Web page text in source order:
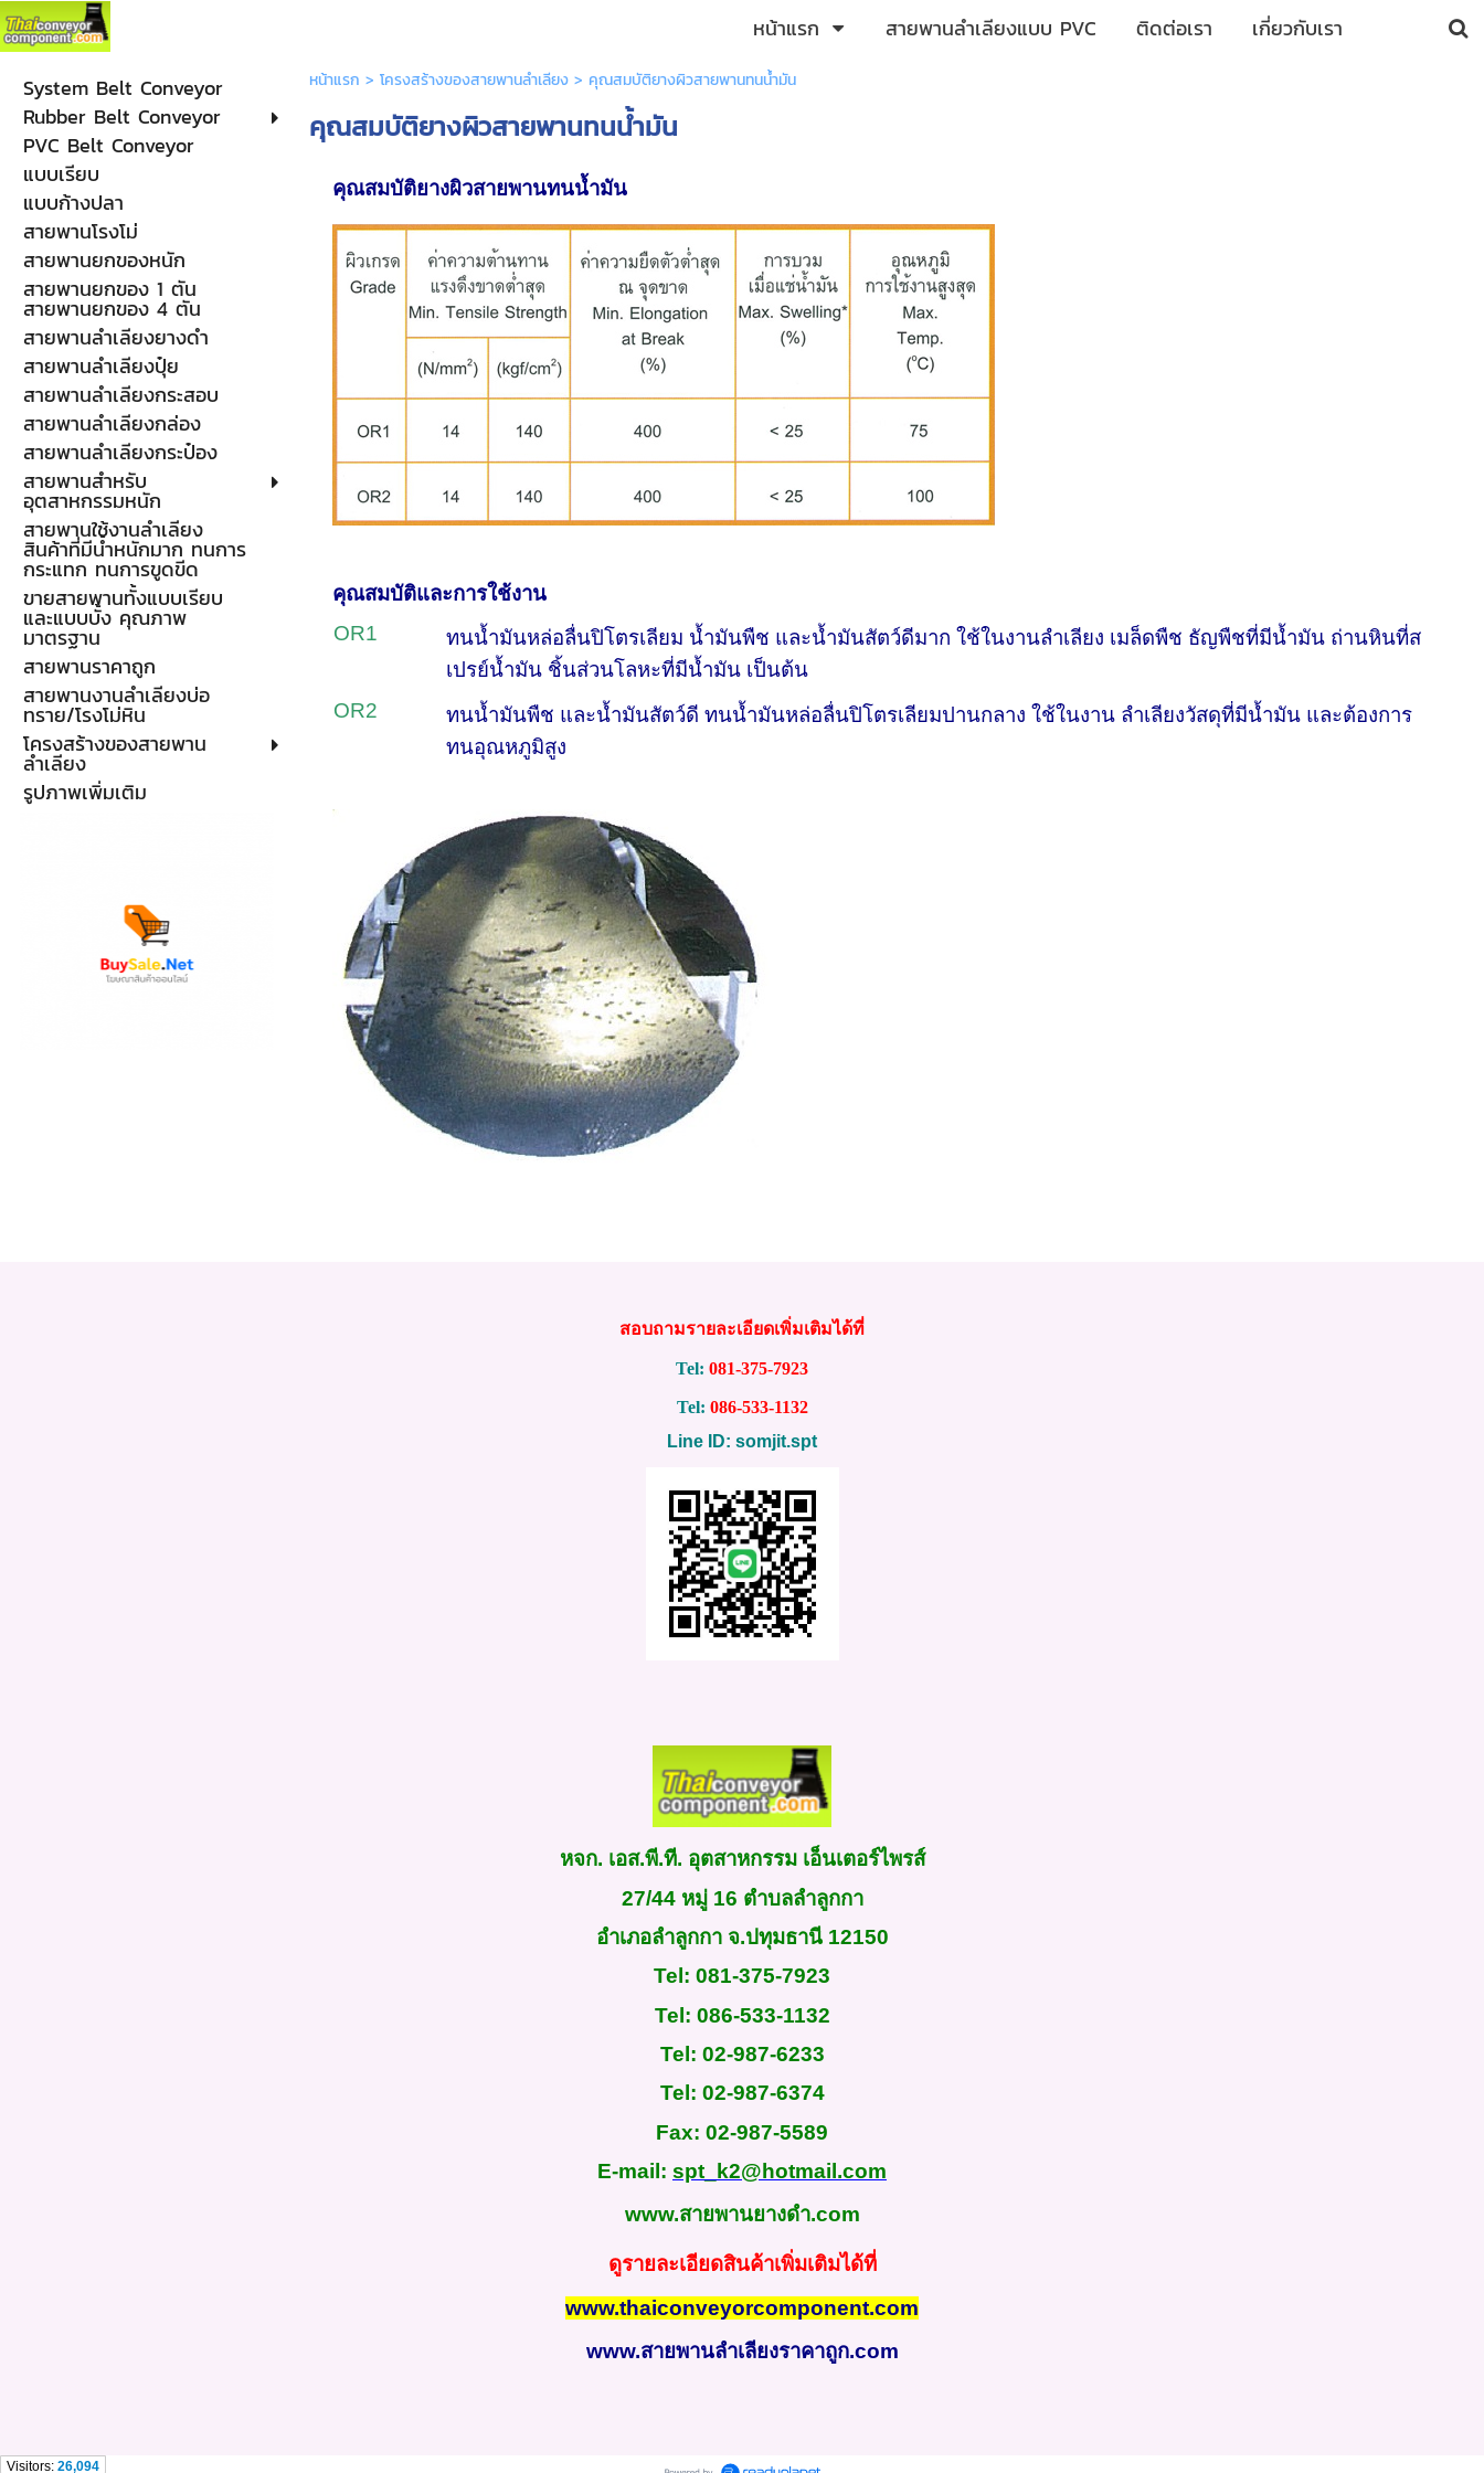
หน้าแรก สายพานลำเลียงแบบ PVC ติดต่อเรา
เกี่ยวกับเรา
System Belt Conveyor
Rubber Belt Conveyor
PVC Belt Conveyor
แบบเรียบ
แบบก้างปลา
สายพานโรงโม่
สายพานยกของหนัก
สายพานยกของ 1 ตัน
สายพานยกของ 4 ตัน
สายพานลำเลียงยางดำ
สายพานลำเลียงปุ๋ย
สายพานลำเลียงกระสอบ
สายพานลำเลียงกล่อง
สายพานลำเลียงกระป๋อง
สายพานสำหรับ
อุตสาหกรรมหนัก
สายพานใช้งานลำเลียง
สินค้าที่มีน้ำหนักมาก ทนการ
กระแทก ทนการขูดขีด
ขายสายพานทั้งแบบเรียบ
และแบบบั้ง คุณภาพ
มาตรฐาน
สายพานราคาถูก
สายพานงานลำเลียงบ่อ
ทราย/โรงโม่หิน
โครงสร้างของสายพาน
ลำเลียง
รูปภาพเพิ่มเติม
หน้าแรก > โครงสร้างของสายพานลำเลียง> คุณสมบัติยางผิวสายพานทนน้ำมัน
คุณสมบัติยางผิวสายพานทนน้ำมัน
คุณสมบัติยางผิวสายพานทนน้ำมัน
คุณสมบัติและการใช้งาน
OR1
ทนน้ำมันหล่อลื่นปิโตรเลียม น้ำมันพืช และน้ำมันสัตว์ดีมาก ใช้ในงานลำเลียง เมล็ดพืช ธัญพืชที่มีน้ำมัน ถ่านหินที่ส
เปรย์น้ำมัน ชิ้นส่วนโลหะที่มีน้ำมัน เป็นต้น
OR2
ทนน้ำมันพืช และน้ำมันสัตว์ดี ทนน้ำมันหล่อลื่นปิโตรเลียมปานกลาง ใช้ในงาน ลำเลียงวัสดุที่มีน้ำมัน และต้องการ
ทนอุณหภูมิสูง
สอบถามรายละเอียดเพิ่มเติมได้ที่
Tel: 081-375-7923
Tel: 086-533-1132
Line ID: somjit.spt
หจก. เอส.พี.ที. อุตสาหกรรม เอ็นเตอร์ไพรส์
27/44 หมู่ 16 ตำบลลำลูกกา
อำเภอลำลูกกา จ.ปทุมธานี 12150
Tel : 081-375-7923
Tel: 086-533-1132
Tel: 02-987-6233
Tel: 02-987-6374
Fax: 02-987-5589
E-mail: spt_k2@hotmail.com
www.สายพานยางดํา.com
ดูรายละเอียดสินค้าเพิ่มเติมได้ที่
www.thaiconveyorcomponent.com
www.สายพานลำเลียงราคาถูก.com
Visitors: 26,094